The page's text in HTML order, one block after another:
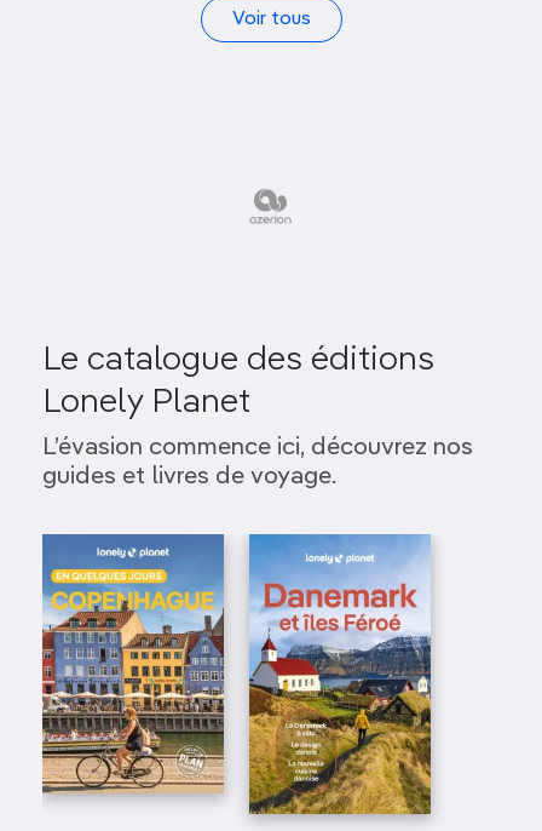
Voir tous
Le catalogue des éditions
Lonely Planet
L’évasion commence ici, découvrez nos
guides et livres de voyage.